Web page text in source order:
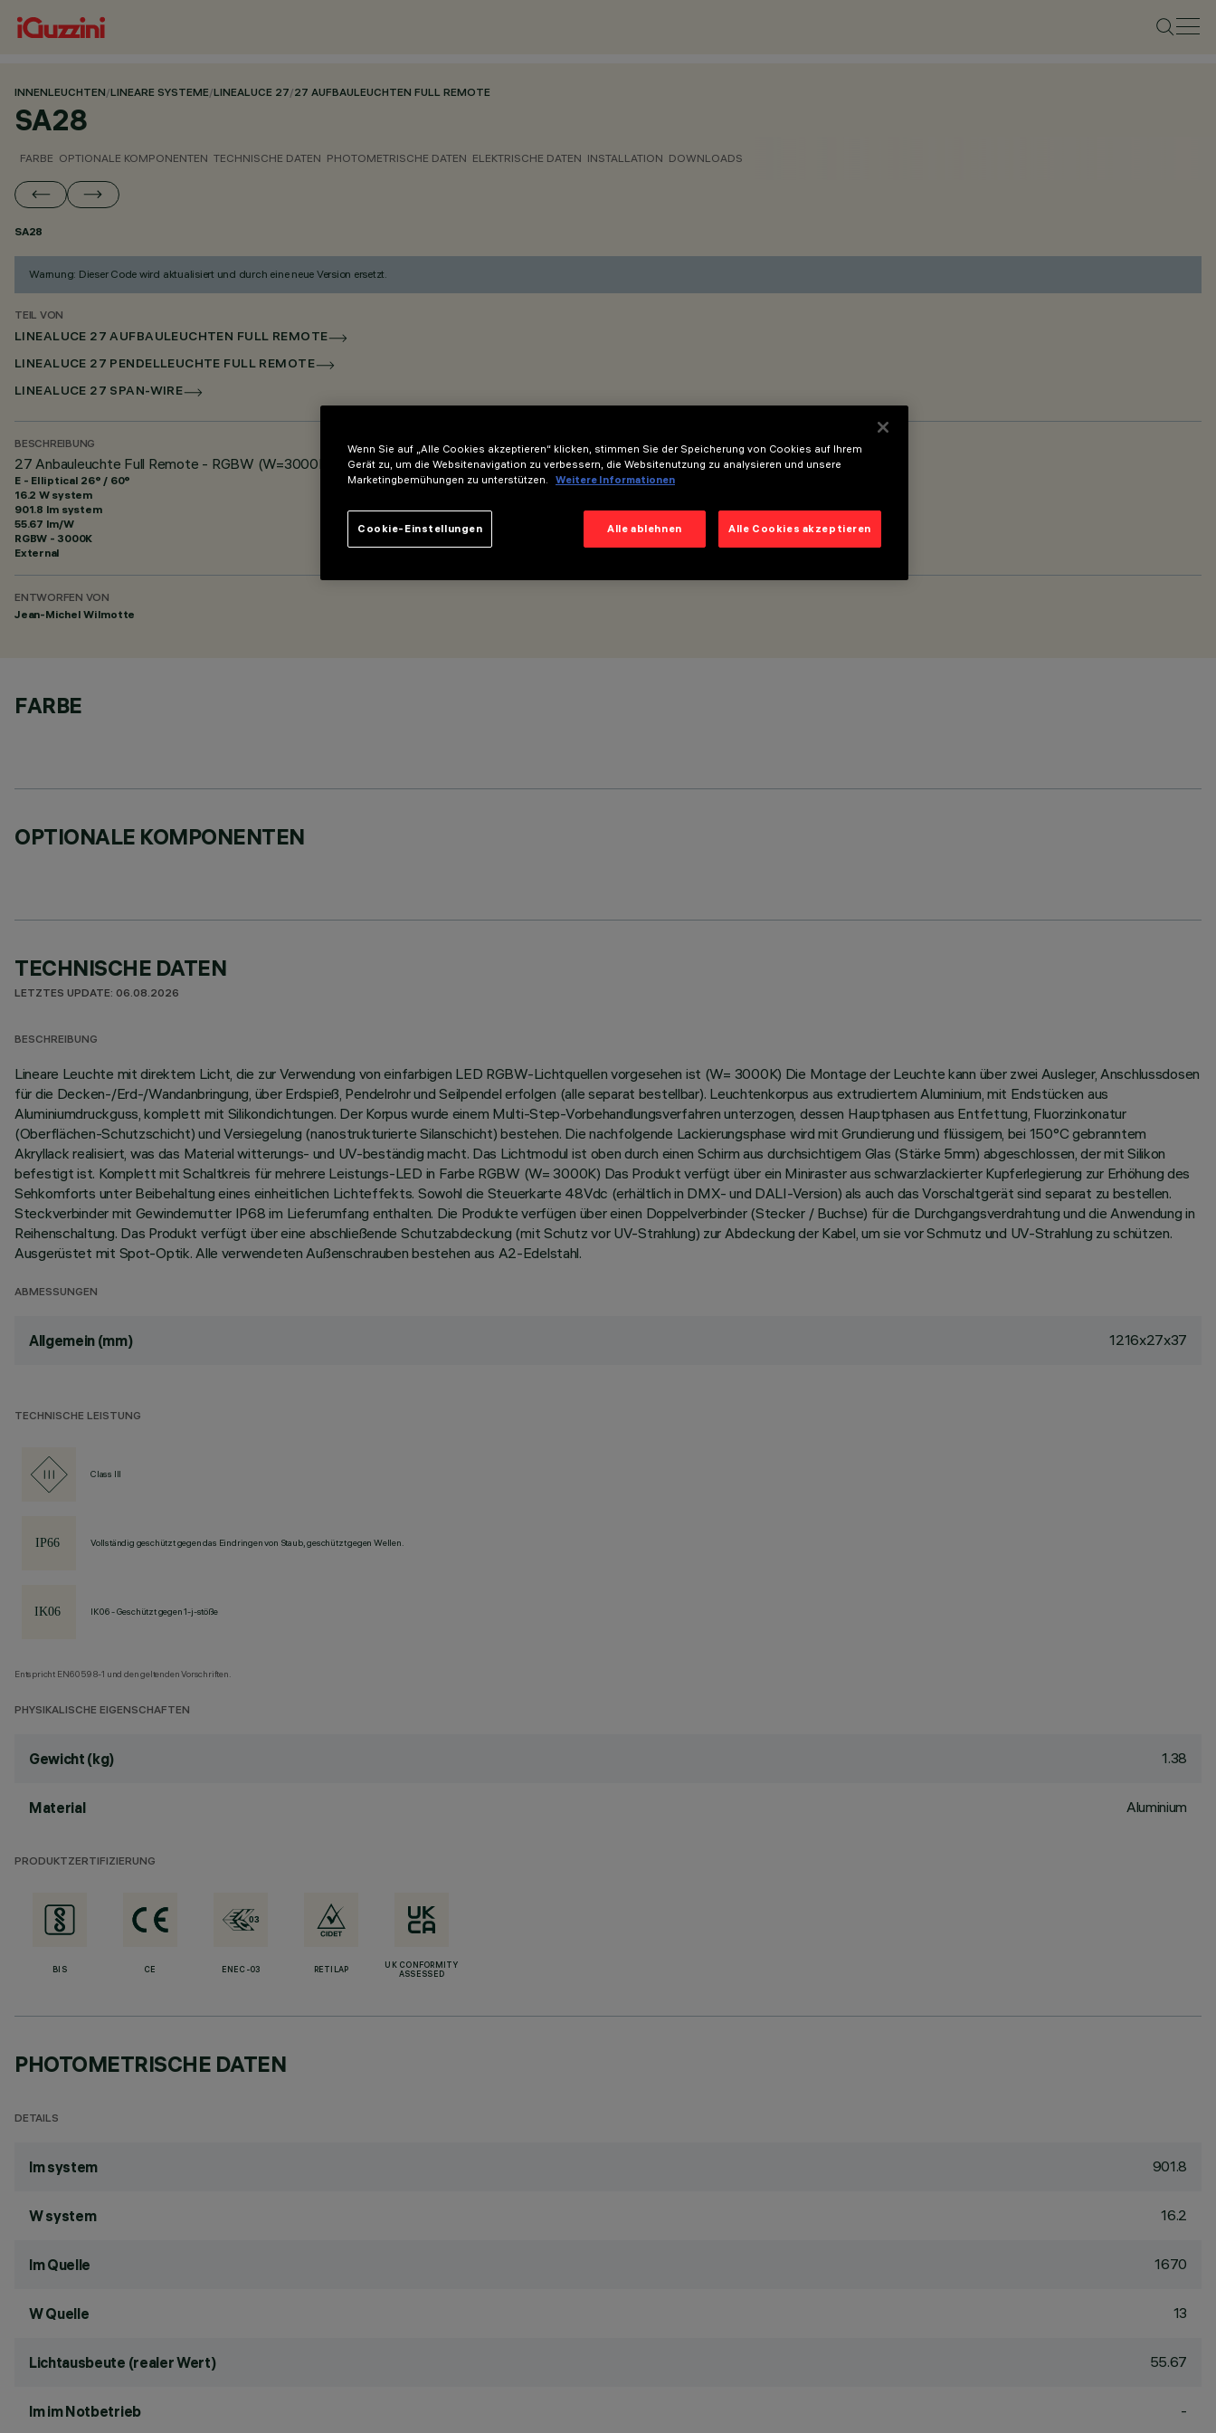
INNENLEUCHTEN/LINEARE SYSTEME/LINEALUCE 27/27 AUFBAULEUCHTEN FULL REMOTE
SA28
FARBE OPTIONALE KOMPONENTEN TECHNISCHE DATEN PHOTOMETRISCHE DATEN ELEKTRISCHE DATEN INSTALLATION DOWNLOADS
SA28
Warnung: Dieser Code wird aktualisiert und durch eine neue Version ersetzt.
TEIL VON
LINEALUCE 27 AUFBAULEUCHTEN FULL REMOTE
LINEALUCE 27 PENDELLEUCHTE FULL REMOTE
LINEALUCE 27 SPAN-WIRE
BESCHREIBUNG
27 Anbauleuchte Full Remote - RGBW (W=3000K) - 48Vdc - L=1.216mm - Elliptische Optik
E - Elliptical 26° / 60°
16.2 W system
901.8 lm system
55.67 lm/W
RGBW - 3000K
External
ENTWORFEN VON
Jean-Michel Wilmotte
FARBE
OPTIONALE KOMPONENTEN
TECHNISCHE DATEN
LETZTES UPDATE: 06.08.2026
BESCHREIBUNG
Lineare Leuchte mit direktem Licht, die zur Verwendung von einfarbigen LED RGBW-Lichtquellen vorgesehen ist (W= 3000K) Die Montage der Leuchte kann über zwei Ausleger, Anschlussdosen
für die Decken-/Erd-/Wandanbringung, über Erdspieß, Pendelrohr und Seilpendel erfolgen (alle separat bestellbar). Leuchtenkorpus aus extrudiertem Aluminium, mit Endstücken aus
Aluminiumdruckguss, komplett mit Silikondichtungen. Der Korpus wurde einem Multi-Step-Vorbehandlungsverfahren unterzogen, dessen Hauptphasen aus Entfettung, Fluorzinkonatur
(Oberflächen-Schutzschicht) und Versiegelung (nanostrukturierte Silanschicht) bestehen. Die nachfolgende Lackierungsphase wird mit Grundierung und flüssigem, bei 150°C gebranntem
Akryllack realisiert, was das Material witterungs- und UV-beständig macht. Das Lichtmodul ist oben durch einen Schirm aus durchsichtigem Glas (Stärke 5mm) abgeschlossen, der mit Silikon
befestigt ist. Komplett mit Schaltkreis für mehrere Leistungs-LED in Farbe RGBW (W= 3000K) Das Produkt verfügt über ein Miniraster aus schwarzlackierter Kupferlegierung zur Erhöhung des
Sehkomforts unter Beibehaltung eines einheitlichen Lichteffekts. Sowohl die Steuerkarte 48Vdc (erhältlich in DMX- und DALI-Version) als auch das Vorschaltgerät sind separat zu bestellen.
Steckverbinder mit Gewindemutter IP68 im Lieferumfang enthalten. Die Produkte verfügen über einen Doppelverbinder (Stecker / Buchse) für die Durchgangsverdrahtung und die Anwendung in
Reihenschaltung. Das Produkt verfügt über eine abschließende Schutzabdeckung (mit Schutz vor UV-Strahlung) zur Abdeckung der Kabel, um sie vor Schmutz und UV-Strahlung zu schützen.
Ausgerüstet mit Spot-Optik. Alle verwendeten Außenschrauben bestehen aus A2-Edelstahl.
ABMESSUNGEN
Allgemein (mm) 1216x27x37
TECHNISCHE LEISTUNG
Class III
Vollständig geschützt gegen das Eindringen von Staub, geschützt gegen Wellen.
IK06 - Geschützt gegen 1-j-stöße
Entspricht EN60598-1 und den geltenden Vorschriften.
PHYSIKALISCHE EIGENSCHAFTEN
Gewicht (kg) 1.38
Material Aluminium
PRODUKTZERTIFIZIERUNG
BIS CE ENEC-03 RETILAP
UK CONFORMITY
ASSESSED
PHOTOMETRISCHE DATEN
DETAILS
lm system 901.8
W system 16.2
lm Quelle 1670
W Quelle 13
Lichtausbeute (realer Wert) 55.67
lm im Notbetrieb -
Wenn Sie auf „Alle Cookies akzeptieren“ klicken, stimmen Sie der Speicherung von Cookies auf Ihrem
Gerät zu, um die Websitenavigation zu verbessern, die Websitenutzung zu analysieren und unsere
Marketingbemühungen zu unterstützen.
Weitere Informationen
Alle ablehnen Alle Cookies akzeptieren
Cookie-Einstellungen